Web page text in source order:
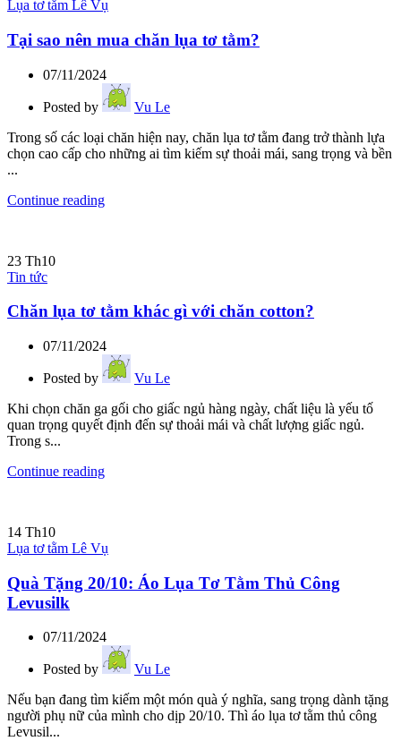
Lụa tơ tằm Lê Vụ
Tại sao nên mua chăn lụa tơ tằm?
07/11/2024
Posted by
Vu Le
Trong số các loại chăn hiện nay, chăn lụa tơ tằm đang trở thành lựa
chọn cao cấp cho những ai tìm kiếm sự thoải mái, sang trọng và bền
...
Continue reading
23 Th10
Tin tức
Chăn lụa tơ tằm khác gì với chăn cotton?
07/11/2024
Posted by
Vu Le
Khi chọn chăn ga gối cho giấc ngủ hàng ngày, chất liệu là yếu tố
quan trọng quyết định đến sự thoải mái và chất lượng giấc ngủ.
Trong s...
Continue reading
14 Th10
Lụa tơ tằm Lê Vụ
Quà Tặng 20/10: Áo Lụa Tơ Tằm Thủ Công
Levusilk
07/11/2024
Posted by
Vu Le
Nếu bạn đang tìm kiếm một món quà ý nghĩa, sang trọng dành tặng
người phụ nữ của mình cho dịp 20/10. Thì áo lụa tơ tằm thủ công
Levusil...